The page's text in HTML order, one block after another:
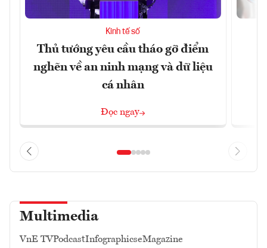
Kinh tế số
Thủ tướng yêu cầu tháo gỡ điểm
nghẽn về an ninh mạng và dữ liệu
cá nhân
Đọc ngay
Multimedia
VnE TVPodcastInfographicseMagazine